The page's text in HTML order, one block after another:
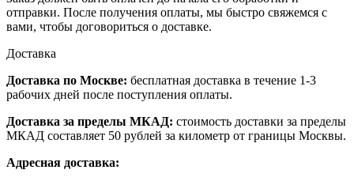
отправки. После получения оплаты, мы быстро свяжемся с
вами, чтобы договориться о доставке.
Доставка
Доставка по Москве: бесплатная доставка в течение 1-3
рабочих дней после поступления оплаты.
Доставка за пределы МКАД: стоимость доставки за пределы
МКАД составляет 50 рублей за километр от границы Москвы.
Адресная доставка: